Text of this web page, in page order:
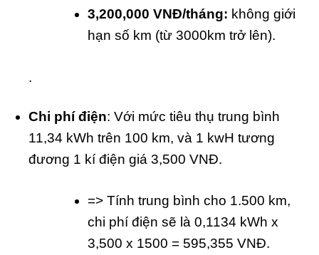
3,200,000 VNĐ/tháng: không giới
hạn số km (từ 3000km trở lên).
.
Chi phí điện: Với mức tiêu thụ trung bình
11,34 kWh trên 100 km, và 1 kwH tương
đương 1 kí điện giá 3,500 VNĐ.
=> Tính trung bình cho 1.500 km,
chi phí điện sẽ là 0,1134 kWh x
3,500 x 1500 = 595,355 VNĐ.